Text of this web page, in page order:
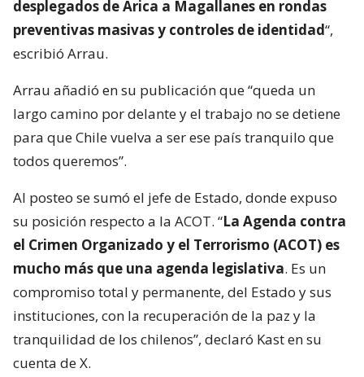
desplegados de Arica a Magallanes en rondas
preventivas masivas y controles de identidad“,
escribió Arrau.
Arrau añadió en su publicación que “queda un
largo camino por delante y el trabajo no se detiene
para que Chile vuelva a ser ese país tranquilo que
todos queremos”.
Al posteo se sumó el jefe de Estado, donde expuso
su posición respecto a la ACOT. “La Agenda contra
el Crimen Organizado y el Terrorismo (ACOT) es
mucho más que una agenda legislativa. Es un
compromiso total y permanente, del Estado y sus
instituciones, con la recuperación de la paz y la
tranquilidad de los chilenos”, declaró Kast en su
cuenta de X.